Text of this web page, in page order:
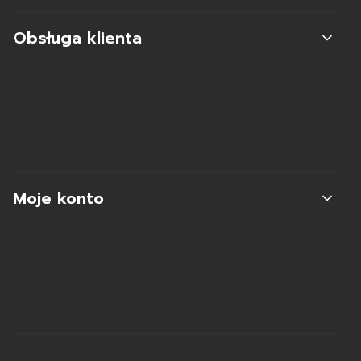
Obsługa klienta
Moje konto